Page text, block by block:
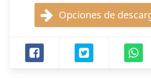
Opciones de